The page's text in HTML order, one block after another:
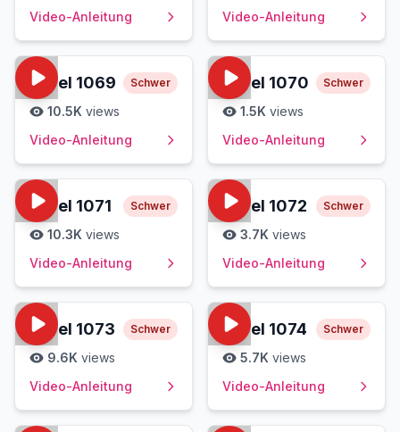
Video-Anleitung
Video-Anleitung
Level 1069 Schwer
10.5K views
Video-Anleitung
Level 1070 Schwer
1.5K views
Video-Anleitung
Level 1071 Schwer
10.3K views
Video-Anleitung
Level 1072 Schwer
3.7K views
Video-Anleitung
Level 1073 Schwer
9.6K views
Video-Anleitung
Level 1074 Schwer
5.7K views
Video-Anleitung